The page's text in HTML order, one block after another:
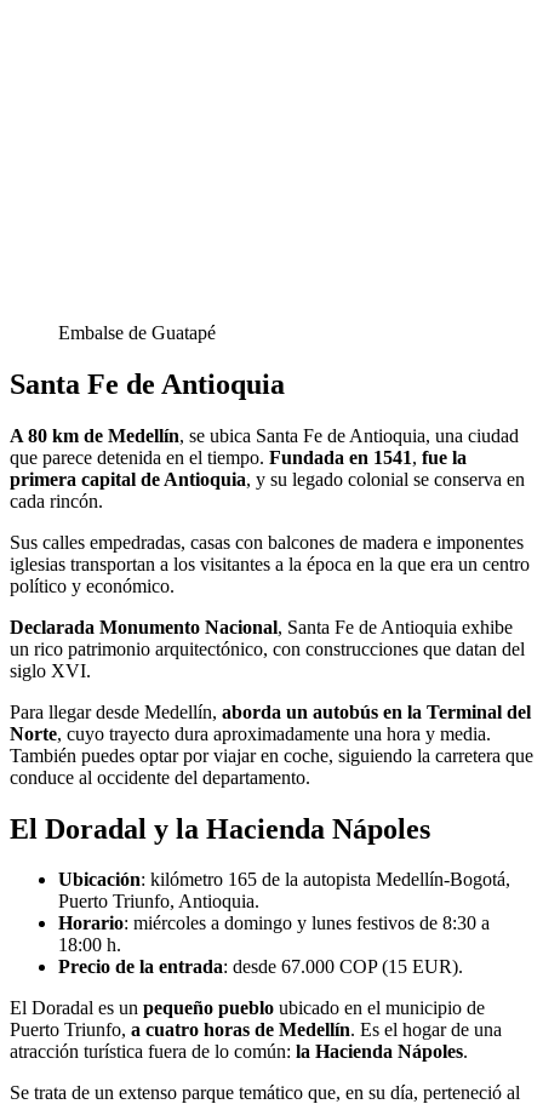
Embalse de Guatapé
Santa Fe de Antioquia
A 80 km de Medellín, se ubica Santa Fe de Antioquia, una ciudad
que parece detenida en el tiempo. Fundada en 1541, fue la
primera capital de Antioquia, y su legado colonial se conserva en
cada rincón.
Sus calles empedradas, casas con balcones de madera e imponentes
iglesias transportan a los visitantes a la época en la que era un centro
político y económico.
Declarada Monumento Nacional, Santa Fe de Antioquia exhibe
un rico patrimonio arquitectónico, con construcciones que datan del
siglo XVI.
Para llegar desde Medellín, aborda un autobús en la Terminal del
Norte, cuyo trayecto dura aproximadamente una hora y media.
También puedes optar por viajar en coche, siguiendo la carretera que
conduce al occidente del departamento.
El Doradal y la Hacienda Nápoles
Ubicación: kilómetro 165 de la autopista Medellín-Bogotá,
Puerto Triunfo, Antioquia.
Horario: miércoles a domingo y lunes festivos de 8:30 a
18:00 h.
Precio de la entrada: desde 67.000 COP (15 EUR).
El Doradal es un pequeño pueblo ubicado en el municipio de
Puerto Triunfo, a cuatro horas de Medellín. Es el hogar de una
atracción turística fuera de lo común: la Hacienda Nápoles.
Se trata de un extenso parque temático que, en su día, perteneció al